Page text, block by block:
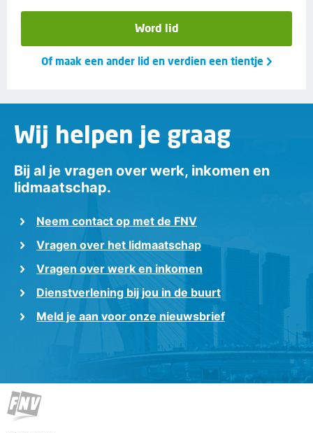
Word lid
Of maak een ander lid en verdien een tientje
Wij helpen je graag
Bij al je vragen over werk, inkomen en
lidmaatschap.
Neem contact op met de FNV
Vragen over het lidmaatschap
Vragen over werk en inkomen
Dienstverlening bij jou in de buurt
Meld je aan voor onze nieuwsbrief